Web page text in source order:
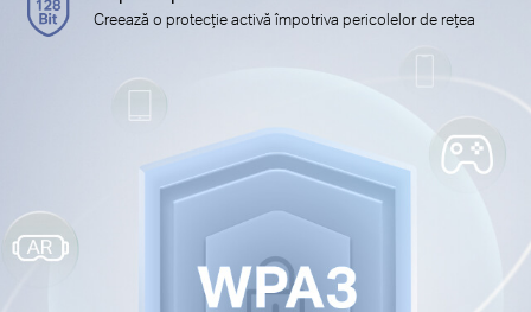
Creează o protecție activă împotriva pericolelor de rețea